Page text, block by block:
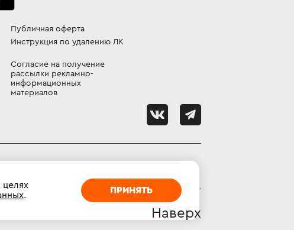
Публичная оферта
Инструкция по удалению ЛК
Согласие на получение
рассылки рекламно-
информационных
материалов
Наверх
. ПРИНЯТЬ